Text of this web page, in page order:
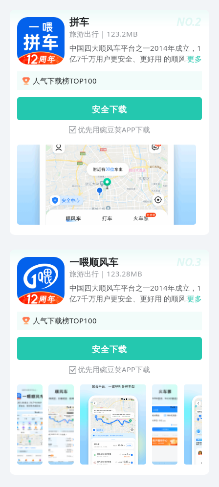
NO.2
拼车
旅游出行| 123.2MB
中国四大顺风车平台之一2014年成立，1
亿7千万用户更安全、更好用 的顺风车
的拼车信息 【拼车网】乘客需预支付车
键，全客服，直通直连 遵守契约精神，
订单取消，需先针得对方的同意 齐备的
行程短信通知及应用内通知，让你出行无
忧 不同于专车、快车的即时约车，提前
发布行程，成功率更高 这里每天有数十
万条全国各地的实时拼车信息 一键报
警，行程分享，让您出行更安全 同城拼
车、旅游拼车，是你居家、旅行之必备
APP 希望让出行更加安全和便利 希望让
天更蓝，水更清
更多
人气下载榜TOP100
安 全 下 载
优先用豌豆荚APP下载
NO.3
一喂顺风车
旅游出行| 123.28MB
中国四大顺风车平台之一2014年成立，1
亿7千万用户更安全、更好用 的顺风车
顺风车【顺风车】发布顺路信息，系统自
车网】车主发布信息，抢单【拼车软件】
乘客发布信息，购票【打车软件】分城市
计价，分远近计价，越远越省钱【顺风
车】订单已成交，对方爽约？那就赔钱吧
【打车】行程短信通知、应用内通知，让
你出行无忧【顺风车】不同于的网约车，
建议提前1-5天发布行程【专车】每天有
数十万条全国各地的实时拼车信息【打
车】发布、抢单、购票，随你选【出行】
希望让出行更加便宜和便利【专车】希望
让天更蓝，水更清
更多
人气下载榜TOP100
安 全 下 载
优先用豌豆荚APP下载